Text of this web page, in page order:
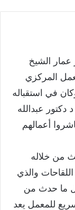
عمار الشيخ
المركزي
في استقباله
د دكتور عبدالله
أعمالهم
من خلاله
اللقاحات والذي
ما حدث من
للمعمل يعد